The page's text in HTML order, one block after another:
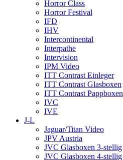
Horror Class
Horror Festival
IFD
IHV
Intercontinental
Interpathe
Intervision
IPM Video
ITT Contrast Einleger
ITT Contrast Glasboxen
ITT Contrast Pappboxen
IVC
IVE
J-L
Jaguar/Titan Video
JPV Austria
JVC Glasboxen 3-stellig
JVC Glasboxen 4-stellig